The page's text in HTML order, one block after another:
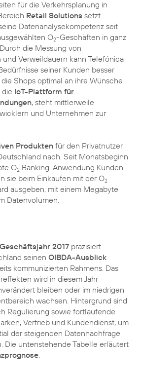
für die Verkehrsplanung in
Retail Solutions setzt
Datenanalysekompetenz seit
O2-Geschäften in ganz
die Messung von
Verweildauern kann Telefónica
seiner Kunden besser
Shops optimal an ihre Wünsche
die IoT-Plattform für
, steht mittlerweile
und Unternehmen zur
Produktenfür den Privatnutzer
nach. Seit Monatsbeginn
O2 Banking-Anwendung Kunden
sie beim Einkaufen mit der O2
ausgeben, mit einem Megabyte
Datenvolumen.
Geschäftsjahr 2017 präzisiert
seinen OIBDA-Ausblick
kommunizierten Rahmens. Das
wird in diesem Jahr
bleiben oder im niedrigen
wachsen. Hintergrund sind
Regulierung sowie fortlaufende
Vertrieb und Kundendienst, um
der steigenden Datennachfrage
Die untenstehende Tabelle erläutert
.